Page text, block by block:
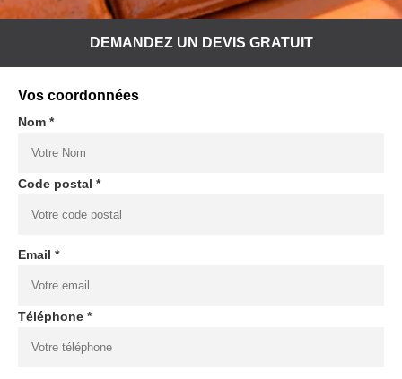
DEMANDEZ UN DEVIS GRATUIT
Vos coordonnées
Nom *
Code postal *
Email *
Téléphone *